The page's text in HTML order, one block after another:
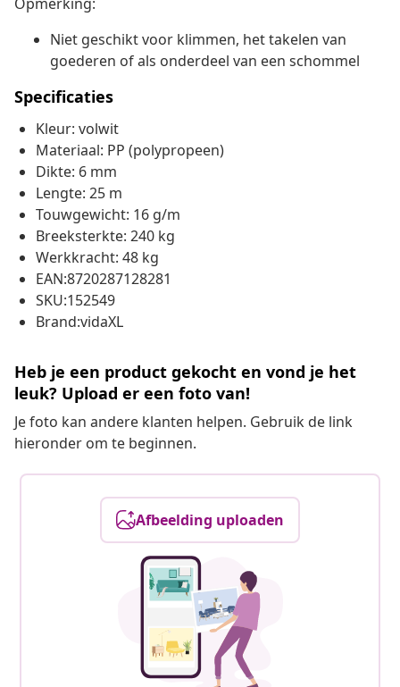
Niet geschikt voor klimmen, het takelen van
goederen of als onderdeel van een schommel
Specificaties
Kleur: volwit
Materiaal: PP (polypropeen)
Dikte: 6 mm
Lengte: 25 m
Touwgewicht: 16 g/m
Breeksterkte: 240 kg
Werkkracht: 48 kg
EAN:8720287128281
SKU:152549
Brand:vidaXL
Heb je een product gekocht en vond je het
leuk? Upload er een foto van!
Je foto kan andere klanten helpen. Gebruik de link
hieronder om te beginnen.
Afbeelding uploaden